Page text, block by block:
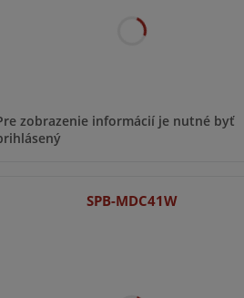
zobrazenie informácií je nutné byť
SPB-MDC41W